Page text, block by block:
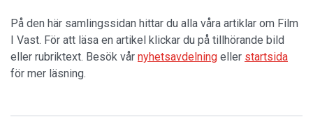
På den här samlingssidan hittar du alla våra artiklar om Film
I Vast. För att läsa en artikel klickar du på tillhörande bild
eller rubriktext. Besök vår nyhetsavdelning eller startsida
för mer läsning.